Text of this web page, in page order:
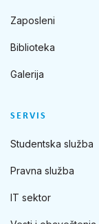
Zaposleni
Biblioteka
Galerija
SERVIS
Studentska služba
Pravna služba
IT sektor